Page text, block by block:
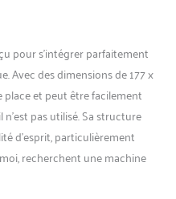
vos objectifs. Le
est idéal pour un
intense et
jusqu'à 30h
Il est garanti
sur le châssis et
ans sur les pièces
COMPATIBILITÉ
pour s’intégrer parfaitement
Avec des dimensions de 177 x
place et peut être facilement
pas utilisé. Sa structure
d’esprit, particulièrement
recherchent une machine